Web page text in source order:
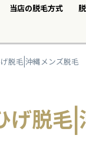
当店の脱毛方式
脱毛|沖縄メンズ脱毛
げ脱毛|